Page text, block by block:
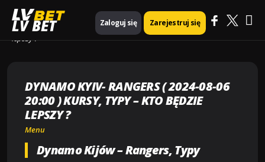
LV BET Zaloguj się Zarejestruj się
Strona główna
Dynamo Kyiv- Rangers ( 2024-08-06 20:00 ) Kursy, Typy – Kto będzie
lepszy ?
DYNAMO KYIV- RANGERS ( 2024-08-06
20:00 ) KURSY, TYPY – KTO BĘDZIE
LEPSZY ?
Menu
Dynamo Kijów – Rangers, Typy